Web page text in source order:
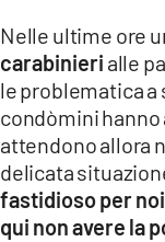
Nelle ultime ore
carabinieri alle
le problematica
condòmini hanno
attendono allora
delicata
fastidioso per
qui non avere la